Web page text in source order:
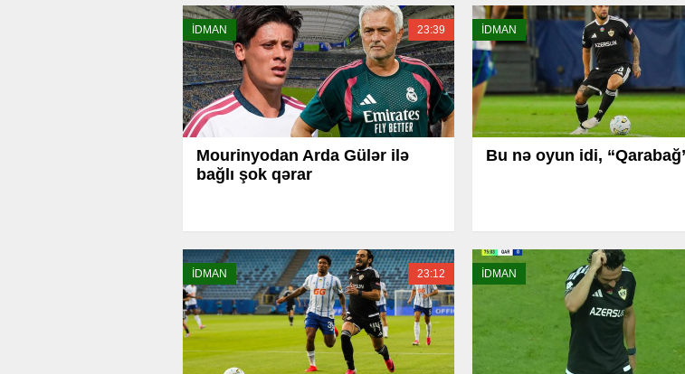
İDMAN 23:39
Mourinyodan Arda Gülər ilə
bağlı şok qərar
İDMAN
Bu nə oyun idi,
İDMAN 23:12 İDMAN